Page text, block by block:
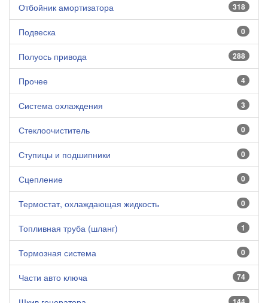
318
Отбойник амортизатора
0
Подвеска
288
Полуось привода
4
Прочее
3
Система охлаждения
0
Стеклоочиститель
0
Ступицы и подшипники
0
Сцепление
0
Термостат, охлаждающая жидкость
1
Топливная труба (шланг)
0
Тормозная система
74
Части авто ключа